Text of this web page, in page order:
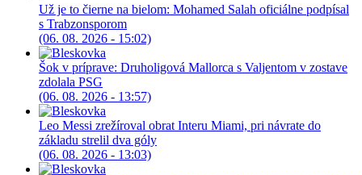
Už je to čierne na bielom: Mohamed Salah oficiálne podpísal
s Trabzonsporom
(06. 08. 2026 - 15:02)
Šok v príprave: Druholigová Mallorca s Valjentom v zostave
zdolala PSG
(06. 08. 2026 - 13:57)
Leo Messi zrežíroval obrat Interu Miami, pri návrate do
základu strelil dva góly
(06. 08. 2026 - 13:03)